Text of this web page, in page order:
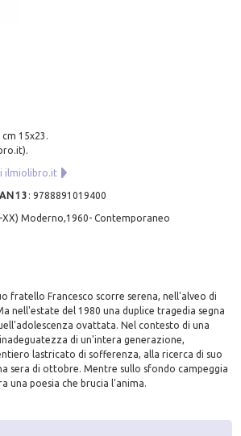
cm 15x23.
ilmiolibro.it
:9788891019400
XX) Moderno,1960- Contemporaneo
fratello Francesco scorre serena, nell'alveo di
nell'estate del 1980 una duplice tragedia segna
ovattata. Nel contesto di una
di un'intera generazione,
lastricato di sofferenza, alla ricerca di suo
sera di ottobre. Mentre sullo sfondo campeggia
una poesia che brucia l'anima.